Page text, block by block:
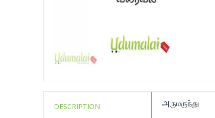
DESCRIPTION அருமருந்து